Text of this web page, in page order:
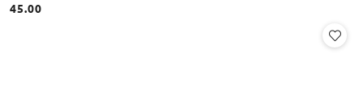
Cena:
45.00